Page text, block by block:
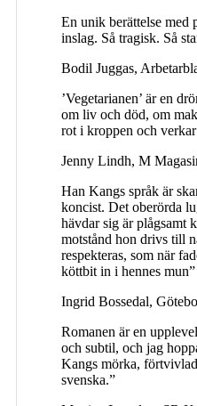
En unik berättelse med
inslag. Så tragisk. Så
Bodil Juggas,
’Vegetarianen’ är en
om liv och död, om
rot i kroppen och
Jenny Lindh, M
Han Kangs språk är
koncist. Det oberörda
hävdar sig är plågsamt
motstånd hon drivs till
respekteras, som när
köttbit in i hennes mun”
Ingrid Bossedal,
Romanen är en
och subtil, och jag
Kangs mörka,
svenska.”